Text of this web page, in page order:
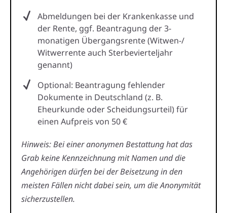
Abmeldungen bei der Krankenkasse und
der Rente, ggf. Beantragung der 3-
monatigen Übergangsrente (Witwen-/
Witwerrente auch Sterbevierteljahr
genannt)
Optional: Beantragung fehlender
Dokumente in Deutschland (z. B.
Eheurkunde oder Scheidungsurteil) für
einen Aufpreis von 50 €
Hinweis: Bei einer anonymen Bestattung hat das
Grab keine Kennzeichnung mit Namen und die
Angehörigen dürfen bei der Beisetzung in den
meisten Fällen nicht dabei sein, um die Anonymität
sicherzustellen.